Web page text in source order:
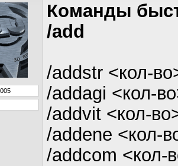
Команды
/add
/addstr <кол-
/addagi <кол-
/addvit <кол-
/addene <кол-
/addcom <кол-